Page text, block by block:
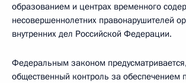
образованием и центрах временного
несовершеннолетних правонарушителей
внутренних дел Российской Федерации.
Федеральным законом
общественный контроль за обеспечением